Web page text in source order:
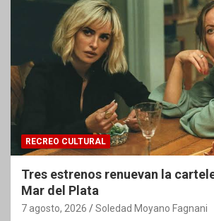
RECREO CULTURAL
Tres estrenos renuevan la
Mar del Plata
7 agosto, 2026 Soledad Moyano Fagnani